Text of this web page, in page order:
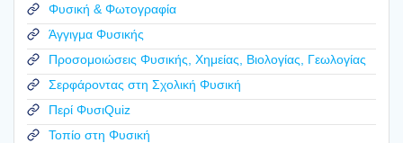
Φυσική & Φωτογραφία
Άγγιγμα Φυσικής
Προσομοιώσεις Φυσικής, Χημείας, Βιολογίας, Γεωλογίας
Σερφάροντας στη Σχολική Φυσική
Περί ΦυσιQuiz
Τοπίο στη Φυσική